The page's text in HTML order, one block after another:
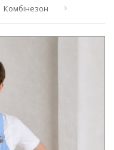
Комбінезон